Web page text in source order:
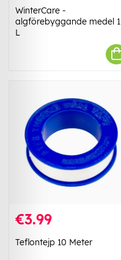
WinterCare -
algförebyggande medel 1
L
€3.99
Teflontejp 10 Meter